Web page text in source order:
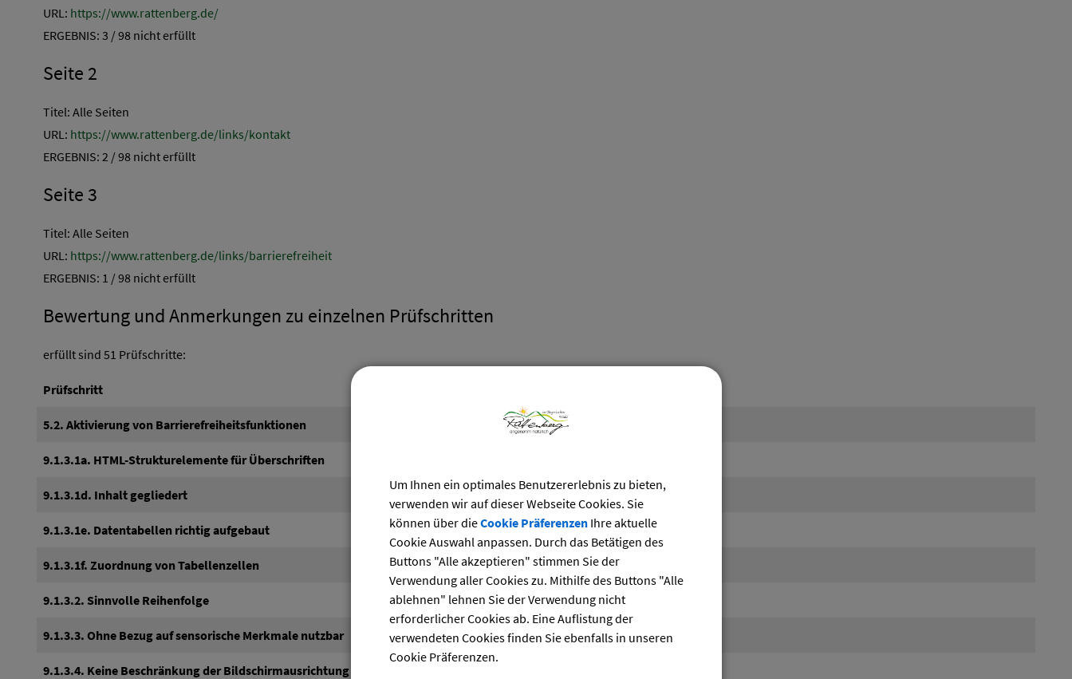
URL: https://www.rattenberg.de/
ERGEBNIS: 3 / 98 nicht erfüllt
Seite 2
Titel: Alle Seiten
URL: https://www.rattenberg.de/links/kontakt
ERGEBNIS: 2 / 98 nicht erfüllt
Seite 3
Titel: Alle Seiten
URL: https://www.rattenberg.de/links/barrierefreiheit
ERGEBNIS: 1 / 98 nicht erfüllt
Bewertung und Anmerkungen zu einzelnen Prüfschritten
erfüllt sind 51 Prüfschritte:
Prüfschritt
5.2. Aktivierung von Barrierefreiheitsfunktionen Seite 1, Seite 2, Seite 3 erfüllt
9.1.3.1a. HTML-Strukturelemente für Überschriften
9.1.3.1d. Inhalt gegliedert Seite 1, Seite 2, Seite 3 erfüllt
9.1.3.1e. Datentabellen richtig aufgebaut Seite 1, Seite 2, Seite 3 erfüllt
9.1.3.1f. Zuordnung von Tabellenzellen Seite 1, Seite 2, Seite 3 erfüllt
9.1.3.2. Sinnvolle Reihenfolge Seite 1, Seite 2, Seite 3 erfüllt
9.1.3.3. Ohne Bezug auf sensorische Merkmale nutzbar Seite 1, Seite 2, Seite 3 erfüllt
9.1.3.4. Keine Beschränkung der Bildschirmausrichtung
Um Ihnen ein optimales Benutzererlebnis zu bieten,
verwenden wir auf dieser Webseite Cookies. Sie
können über dieCookie PräferenzenIhre aktuelle
Cookie Auswahl anpassen. Durch das Betätigen des
Buttons "Alle akzeptieren" stimmen Sie der
Verwendung aller Cookies zu. Mithilfe des Buttons "Alle
ablehnen" lehnen Sie der Verwendung nicht
erforderlicher Cookies ab. Eine Auflistung der
verwendeten Cookies finden Sie ebenfalls in unseren
Cookie Präferenzen.